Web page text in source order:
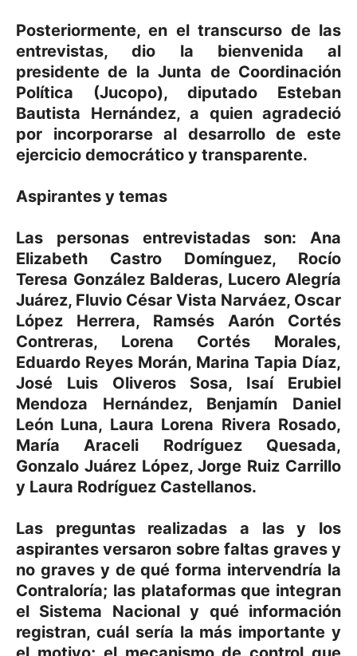
Posteriormente, en el transcurso de las
entrevistas, dio la bienvenida al
presidente de la Junta de Coordinación
Política (Jucopo), diputado Esteban
Bautista Hernández, a quien agradeció
por incorporarse al desarrollo de este
ejercicio democrático y transparente.
Aspirantes y temas
Las personas entrevistadas son: Ana
Elizabeth Castro Domínguez, Rocío
Teresa González Balderas, Lucero Alegría
Juárez, Fluvio César Vista Narváez, Oscar
López Herrera, Ramsés Aarón Cortés
Contreras, Lorena Cortés Morales,
Eduardo Reyes Morán, Marina Tapia Díaz,
José Luis Oliveros Sosa, Isaí Erubiel
Mendoza Hernández, Benjamín Daniel
León Luna, Laura Lorena Rivera Rosado,
María Araceli Rodríguez Quesada,
Gonzalo Juárez López, Jorge Ruiz Carrillo
y Laura Rodríguez Castellanos.
Las preguntas realizadas a las y los
aspirantes versaron sobre faltas graves y
no graves y de qué forma intervendría la
Contraloría; las plataformas que integran
el Sistema Nacional y qué información
registran, cuál sería la más importante y